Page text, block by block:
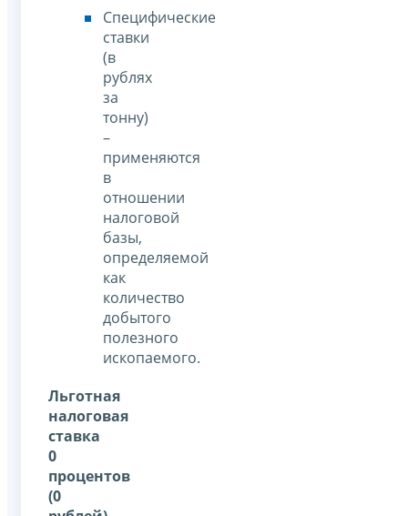
Специфические
ставки
(в
рублях
за
тонну)
–
применяются
в
отношении
налоговой
базы,
определяемой
как
количество
добытого
полезного
ископаемого.
Льготная
налоговая
ставка
0
процентов
(0